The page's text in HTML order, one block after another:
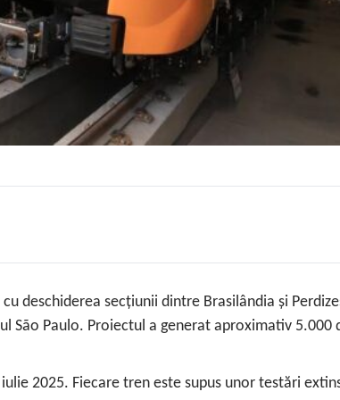
deschiderea secțiunii dintre Brasilândia și
Paulo. Proiectul a generat aproximativ 5.000
2025. Fiecare tren este supus unor testări